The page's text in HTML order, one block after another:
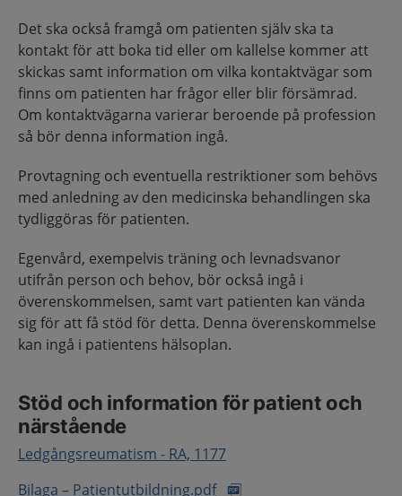
Det ska också framgå om patienten själv ska ta
kontakt för att boka tid eller om kallelse kommer att
skickas samt information om vilka kontaktvägar som
finns om patienten har frågor eller blir försämrad.
Om kontaktvägarna varierar beroende på profession
så bör denna information ingå.
Provtagning och eventuella restriktioner som behövs
med anledning av den medicinska behandlingen ska
tydliggöras för patienten.
Egenvård, exempelvis träning och levnadsvanor
utifrån person och behov, bör också ingå i
överenskommelsen, samt vart patienten kan vända
sig för att få stöd för detta. Denna överenskommelse
kan ingå i patientens hälsoplan.
Stöd och information för patient och
närstående
Ledgångsreumatism - RA, 1177
Bilaga – Patientutbildning.pdf